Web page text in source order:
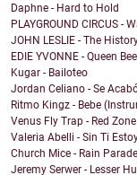
Daphne - Hard to Hold
PLAYGROUND CIRCUS -
JOHN LESLIE - The
EDIE YVONNE - Queen Bee
Kugar - Bailoteo
Jordan Celiano - Se
Ritmo Kingz - Bebe
Venus Fly Trap - Red Zone
Valeria Abelli - Sin Ti
Church Mice - Rain Parade
Jeremy Serwer - Lesser